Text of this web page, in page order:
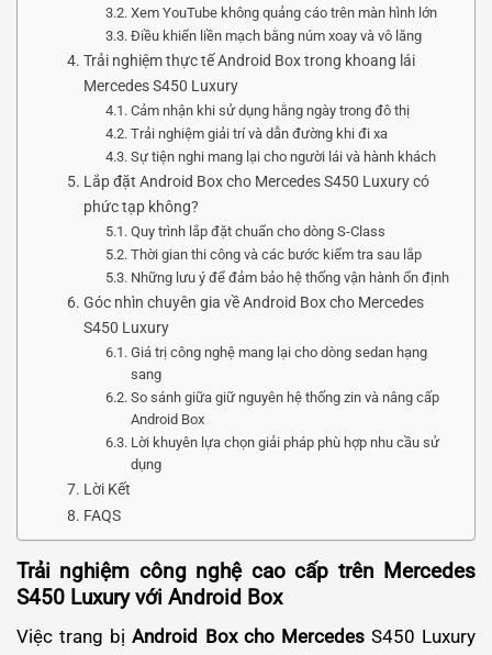
Xem YouTube không quảng cáo trên màn hình lớn
Điều khiển liền mạch bằng núm xoay và vô lăng
Trải nghiệm thực tế Android Box trong khoang lái
Mercedes S450 Luxury
Cảm nhận khi sử dụng hằng ngày trong đô thị
Trải nghiệm giải trí và dẫn đường khi đi xa
Sự tiện nghi mang lại cho người lái và hành khách
Lắp đặt Android Box cho Mercedes S450 Luxury có
phức tạp không?
Quy trình lắp đặt chuẩn cho dòng S-Class
Thời gian thi công và các bước kiểm tra sau lắp
Những lưu ý để đảm bảo hệ thống vận hành ổn định
Góc nhìn chuyên gia về Android Box cho Mercedes
S450 Luxury
Giá trị công nghệ mang lại cho dòng sedan hạng
sang
So sánh giữa giữ nguyên hệ thống zin và nâng cấp
Android Box
Lời khuyên lựa chọn giải pháp phù hợp nhu cầu sử
dụng
Lời Kết
FAQS
Trải nghiệm công nghệ cao cấp trên Mercedes
S450 Luxury với Android Box
Việc trang bịAndroid Box cho MercedesS450 Luxury